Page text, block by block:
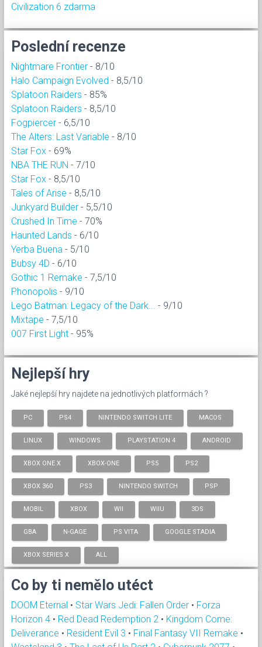
Civilization 6 zdarma
Poslední recenze
Nightmare Frontier - 8/10
Halo Campaign Evolved - 8,5/10
Splatoon Raiders - 85%
Splatoon Raiders - 8,5/10
Fogpiercer - 6,5/10
The Alters: Last Variable - 8/10
Star Fox - 69%
NBA THE RUN - 7/10
Star Fox - 8,5/10
Tales of Arise - 8,5/10
Junkyard Builder - 5,5/10
Crushed In Time - 70%
Haunted Lands - 6/10
Yerba Buena - 5/10
Bubsy 4D - 6/10
Gothic 1 Remake - 7,5/10
Phonopolis - 9/10
Lego Batman: Legacy of the Dark...
- 9/10
Mixtape - 7,5/10
007 First Light - 95%
Nejlepší hry
Jaké nejlepší hry najdete na jednotlivých platformách ?
PC PS4 NINTENDO SWITCH LITE MACOS
LINUX WINDOWS PLAYSTATION 4 ANDROID
XBOX ONE X XBOX-ONE PS5 PS2
XBOX 360 PS3 NINTENDO SWITCH PSP
MOBIL XBOX WII WIIU 3DS
GBA N-GAGE PS VITA GOOGLE STADIA
XBOX SERIES X ALL
Co by ti nemělo utéct
DOOM Eternal • Star Wars Jedi: Fallen Order • Forza
Horizon 4 • Red Dead Redemption 2 • Kingdom Come:
Deliverance • Resident Evil 3 • Final Fantasy VII Remake •